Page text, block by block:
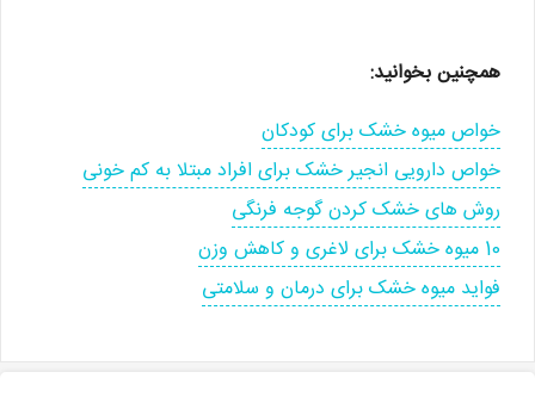
همچنین بخوانید:
خواص میوه خشک برای کودکان
خواص دارویی انجیر خشک برای افراد مبتلا به کم خونی
روش های خشک کردن گوجه فرنگی
10 میوه خشک برای لاغری و کاهش وزن
فواید میوه خشک برای درمان و سلامتی